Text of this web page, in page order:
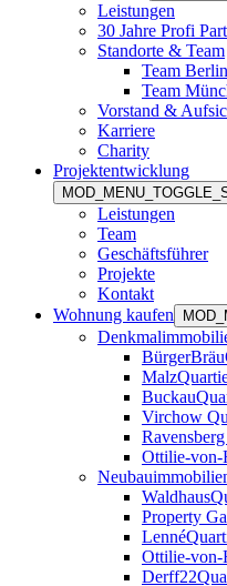
Leistungen
30 Jahre Profi
Standorte & Team
Team Berlin
Team
Vorstand &
Karriere
Charity
Projektentwicklung
Leistungen
Team
Geschäftsführer
Projekte
Kontakt
Wohnung kaufen
Virchow
Ottilie-von-
Property
Ottilie-von-